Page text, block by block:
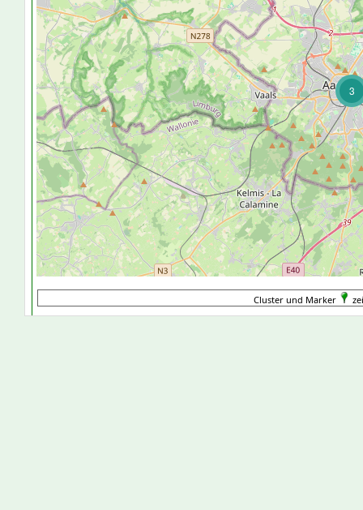
3
Cluster und Marker